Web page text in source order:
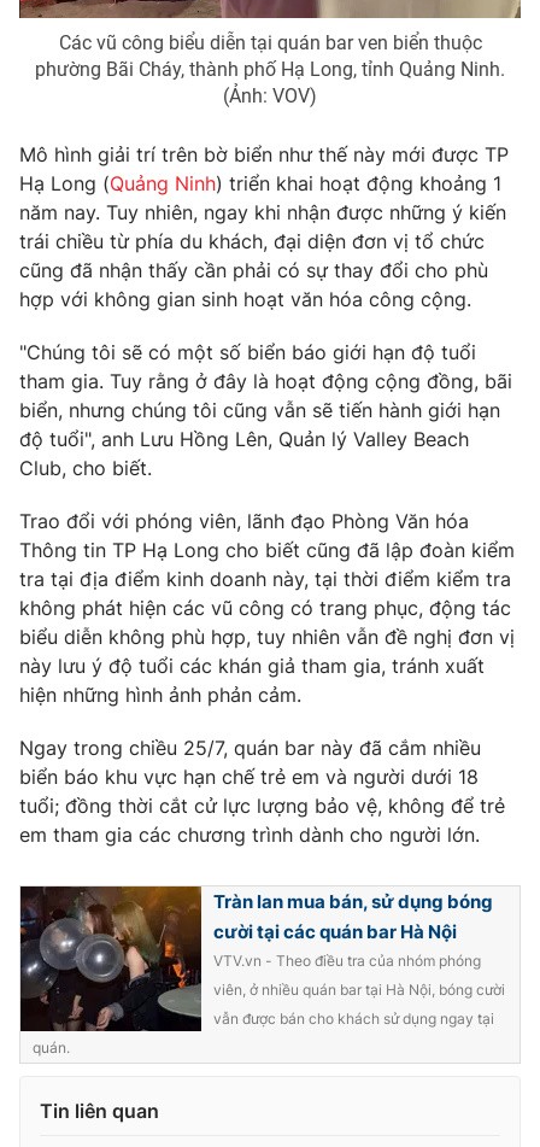
Liên hệ tòa soạn English
THỜI BÁO VTV
Theo dõi báo trên
Cơ quan chủ quản:
Đài Truyền hình Việt Nam
Cơ quan báo chí:Thời báo VTV
Giấy phép hoạt động báo in và báo điện tử số 483/GP-BTTTT
cấp ngày 29/12/2023
Phó Tổng Biên tập:Nguyễn Thị Mỹ Hạnh, Phạm Quốc Thắng,
Nguyễn Trọng Ninh
Tổng đài VTV:024.38 355 931 - 024.38 355 932
Ðiện thoại Thời báo VTV:024.66 897 897
Email:
toasoan@vtv.vn
Liên hệ quảng cáo:024-7300.7108
® Cấm sao chép dưới mọi hình thức nếu không có sự chấp
thuận bằng văn bản. Ghi rõ nguồn VTV.vn khi phát hành lại
Các vũ công biểu diễn tại quán bar ven biển thuộc
phường Bãi Cháy, thành phố Hạ Long, tỉnh Quảng Ninh.
(Ảnh: VOV)
Mô hình giải trí trên bờ biển như thế này mới được TP
Hạ Long (Quảng Ninh) triển khai hoạt động khoảng 1
năm nay. Tuy nhiên, ngay khi nhận được những ý kiến
trái chiều từ phía du khách, đại diện đơn vị tổ chức
cũng đã nhận thấy cần phải có sự thay đổi cho phù
hợp với không gian sinh hoạt văn hóa công cộng.
"Chúng tôi sẽ có một số biển báo giới hạn độ tuổi
tham gia. Tuy rằng ở đây là hoạt động cộng đồng, bãi
biển, nhưng chúng tôi cũng vẫn sẽ tiến hành giới hạn
độ tuổi", anh Lưu Hồng Lên, Quản lý Valley Beach
Club, cho biết.
Trao đổi với phóng viên, lãnh đạo Phòng Văn hóa
Thông tin TP Hạ Long cho biết cũng đã lập đoàn kiểm
tra tại địa điểm kinh doanh này, tại thời điểm kiểm tra
không phát hiện các vũ công có trang phục, động tác
biểu diễn không phù hợp, tuy nhiên vẫn đề nghị đơn vị
này lưu ý độ tuổi các khán giả tham gia, tránh xuất
hiện những hình ảnh phản cảm.
Ngay trong chiều 25/7, quán bar này đã cắm nhiều
biển báo khu vực hạn chế trẻ em và người dưới 18
tuổi; đồng thời cắt cử lực lượng bảo vệ, không để trẻ
em tham gia các chương trình dành cho người lớn.
Tràn lan mua bán, sử dụng bóng
cười tại các quán bar Hà Nội
VTV.vn - Theo điều tra của nhóm phóng
viên, ở nhiều quán bar tại Hà Nội, bóng cười
vẫn được bán cho khách sử dụng ngay tại
quán.
Tin liên quan